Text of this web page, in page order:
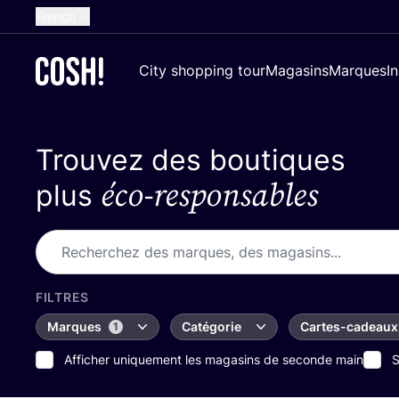
Dutch
German
Croatian
City shopping tourMagasinsMarques
Trouvez des boutiques
plus éco-responsables
FILTRES
Marques
1 Catégorie Cartes-
Afficher uniquement les magasins de seconde main